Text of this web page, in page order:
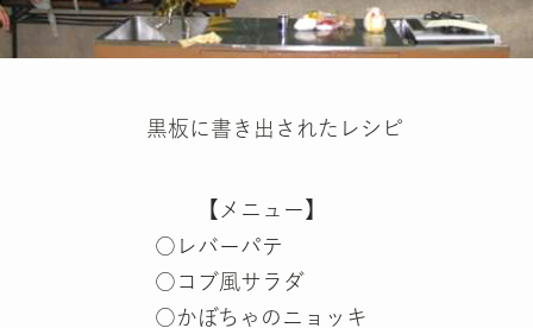
黒板に書き出されたレシピ
【メニュー】
○レバーパテ
○コブ風サラダ
○かぼちゃのニョッキ